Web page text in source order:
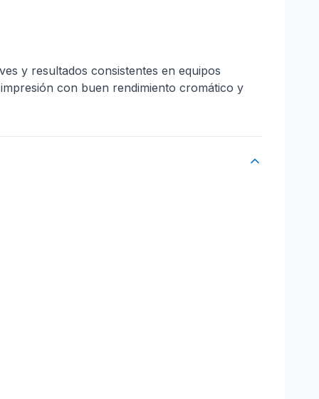
y resultados consistentes en equipos
con buen rendimiento cromático y